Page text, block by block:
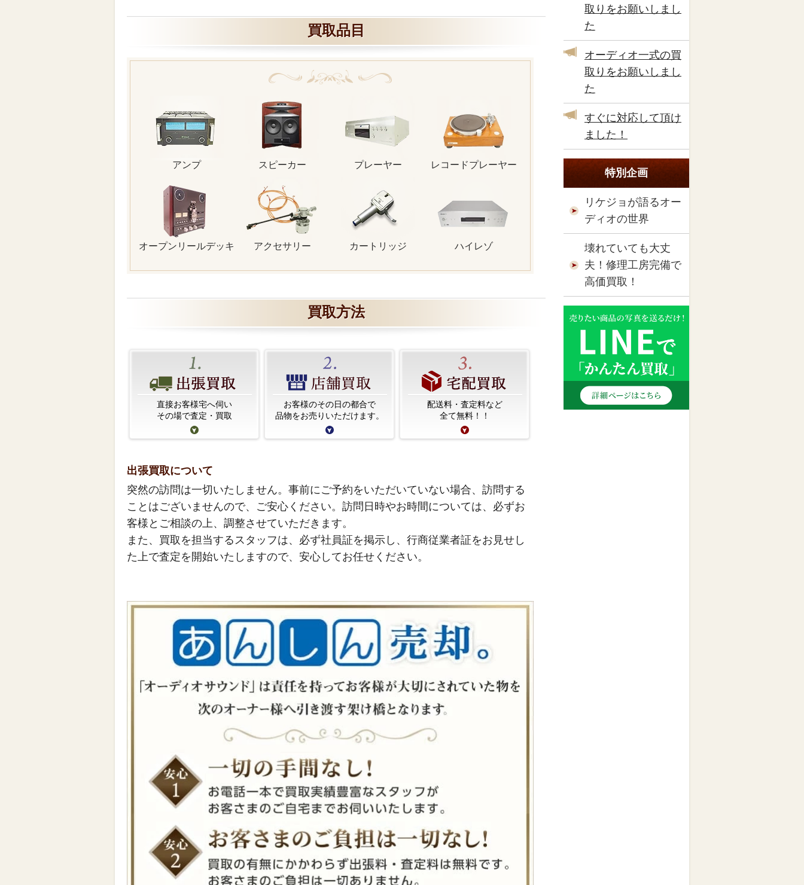
買取品目
アンプ スピーカー プレーヤー レコードプレーヤー
オープンリールデッキ アクセサリー カートリッジ ハイレゾ
買取方法
直接お客様宅へ伺い
その場で査定・買取
お客様のその日の都合で
品物をお売りいただけます。
配送料・査定料など
全て無料！！
出張買取について
突然の訪問は一切いたしません。事前にご予約をいただいていない場合、訪問する
ことはございませんので、ご安心ください。訪問日時やお時間については、必ずお
客様とご相談の上、調整させていただきます。
また、買取を担当するスタッフは、必ず社員証を掲示し、行商従業者証をお見せし
た上で査定を開始いたしますので、安心してお任せください。
取りをお願いしまし
た
オーディオ一式の買
取りをお願いしまし
た
すぐに対応して頂け
ました！
特別企画
リケジョが語るオー
ディオの世界
壊れていても大丈
夫！修理工房完備で
高価買取！